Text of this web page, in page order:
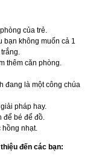
của trẻ.
bạn không muốn cả 1
thêm căn phòng.
đang là một công chúa
pháp hay.
để bé để đồ.
hồng nhạt.
đến các bạn: